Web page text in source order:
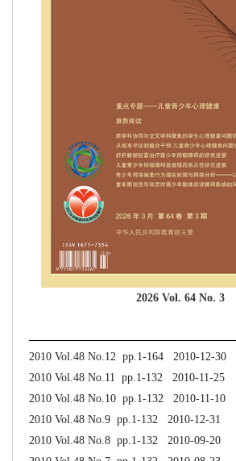
2026 Vol. 64 No. 3
2010 Vol.48 No.12 pp.1-164 2010-12-30
2010 Vol.48 No.11 pp.1-132 2010-11-25
2010 Vol.48 No.10 pp.1-132 2010-11-10
2010 Vol.48 No.9 pp.1-132 2010-12-31
2010 Vol.48 No.8 pp.1-132 2010-09-20